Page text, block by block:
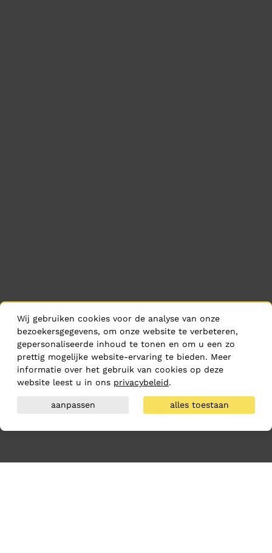
Wij gebruiken cookies voor de analyse van onze
bezoekersgegevens, om onze website te verbeteren,
gepersonaliseerde inhoud te tonen en om u een zo
prettig mogelijke website-ervaring te bieden. Meer
informatie over het gebruik van cookies op deze
website leest u in ons privacybeleid.
aanpassen alles toestaan